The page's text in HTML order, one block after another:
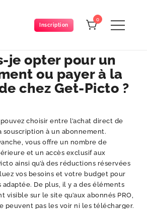
Inscription
0
je opter pour un
ou payer à la
chez Get-Picto ?
choisir entre l’achat direct de
à un abonnement.
vous offre un nombre de
et un accès exclusif aux
ainsi qu’à des réductions réservées
vos besoins et votre budget pour
adaptée. De plus, il y a des éléments
visible sur le site qu’aux abonnés PRO,
peuvent pas les voir ni les télécharger.